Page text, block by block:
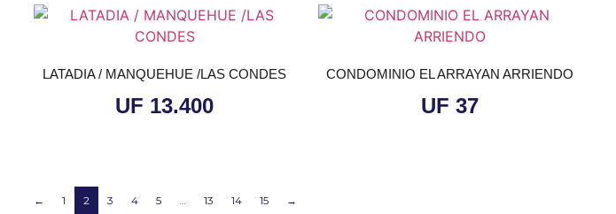
LATADIA / MANQUEHUE /LAS CONDES
UF 13.400
CONDOMINIO EL ARRAYAN ARRIENDO
UF 37
← 1 2 3 4 5 … 13 14 15 →